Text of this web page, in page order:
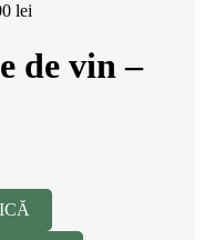
lei
de vin –